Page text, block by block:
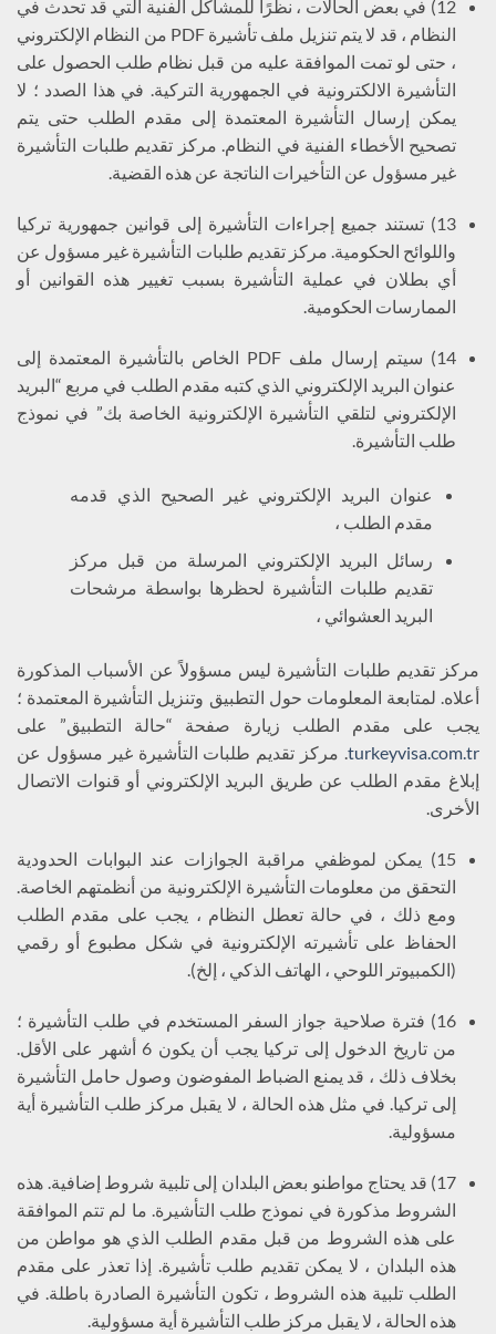
12) في بعض الحالات ، نظرًا للمشاكل الفنية التي قد تحدث في
النظام ، قد لا يتم تنزيل ملف تأشيرة PDF من النظام الإلكتروني
، حتى لو تمت الموافقة عليه من قبل نظام طلب الحصول على
التأشيرة الالكترونية في الجمهورية التركية. في هذا الصدد ؛ لا
يمكن إرسال التأشيرة المعتمدة إلى مقدم الطلب حتى يتم
تصحيح الأخطاء الفنية في النظام. مركز تقديم طلبات التأشيرة
غير مسؤول عن التأخيرات الناتجة عن هذه القضية.
13) تستند جميع إجراءات التأشيرة إلى قوانين جمهورية تركيا
واللوائح الحكومية. مركز تقديم طلبات التأشيرة غير مسؤول عن
أي بطلان في عملية التأشيرة بسبب تغيير هذه القوانين أو
الممارسات الحكومية.
14) سيتم إرسال ملف PDF الخاص بالتأشيرة المعتمدة إلى
عنوان البريد الإلكتروني الذي كتبه مقدم الطلب في مربع “البريد
الإلكتروني لتلقي التأشيرة الإلكترونية الخاصة بك” في نموذج
طلب التأشيرة.
عنوان البريد الإلكتروني غير الصحيح الذي قدمه
مقدم الطلب ،
رسائل البريد الإلكتروني المرسلة من قبل مركز
تقديم طلبات التأشيرة لحظرها بواسطة مرشحات
البريد العشوائي ،
مركز تقديم طلبات التأشيرة ليس مسؤولاً عن الأسباب المذكورة
أعلاه. لمتابعة المعلومات حول التطبيق وتنزيل التأشيرة المعتمدة ؛
يجب على مقدم الطلب زيارة صفحة “حالة التطبيق” على
turkeyvisa.com.tr. مركز تقديم طلبات التأشيرة غير مسؤول عن
إبلاغ مقدم الطلب عن طريق البريد الإلكتروني أو قنوات الاتصال
الأخرى.
15) يمكن لموظفي مراقبة الجوازات عند البوابات الحدودية
التحقق من معلومات التأشيرة الإلكترونية من أنظمتهم الخاصة.
ومع ذلك ، في حالة تعطل النظام ، يجب على مقدم الطلب
الحفاظ على تأشيرته الإلكترونية في شكل مطبوع أو رقمي
(الكمبيوتر اللوحي ، الهاتف الذكي ، إلخ).
16) فترة صلاحية جواز السفر المستخدم في طلب التأشيرة ؛
من تاريخ الدخول إلى تركيا يجب أن يكون 6 أشهر على الأقل.
بخلاف ذلك ، قد يمنع الضباط المفوضون وصول حامل التأشيرة
إلى تركيا. في مثل هذه الحالة ، لا يقبل مركز طلب التأشيرة أية
مسؤولية.
17) قد يحتاج مواطنو بعض البلدان إلى تلبية شروط إضافية. هذه
الشروط مذكورة في نموذج طلب التأشيرة. ما لم تتم الموافقة
على هذه الشروط من قبل مقدم الطلب الذي هو مواطن من
هذه البلدان ، لا يمكن تقديم طلب تأشيرة. إذا تعذر على مقدم
الطلب تلبية هذه الشروط ، تكون التأشيرة الصادرة باطلة. في
هذه الحالة ، لا يقبل مركز طلب التأشيرة أية مسؤولية.